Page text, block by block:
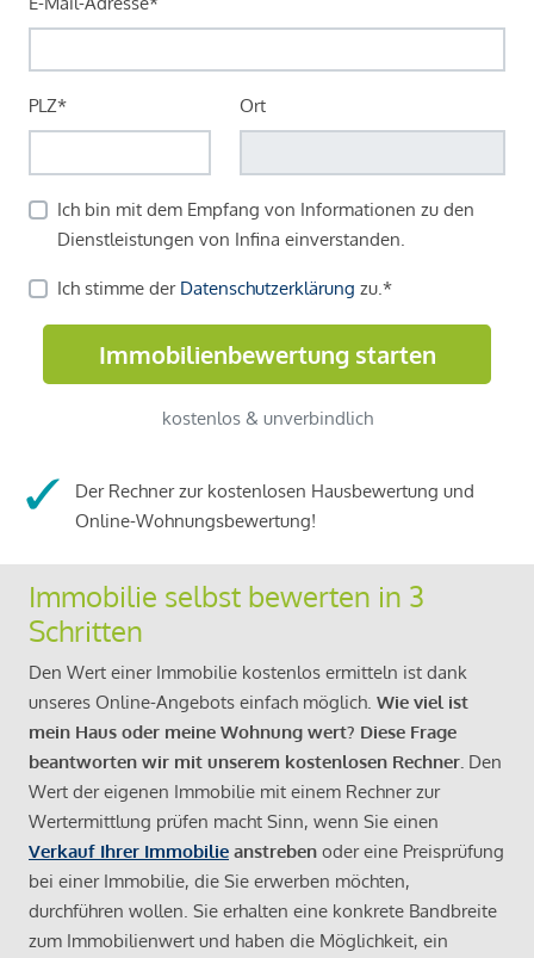
Der Rechner zur kostenlosen Hausbewertung und
Online-Wohnungsbewertung!
Immobilie selbst bewerten in 3
Schritten
Den Wert einer Immobilie kostenlos ermitteln ist dank
unseres Online-Angebots einfach möglich. Wie viel ist
mein Haus oder meine Wohnung wert? Diese Frage
beantworten wir mit unserem kostenlosen Rechner. Den
Wert der eigenen Immobilie mit einem Rechner zur
Wertermittlung prüfen macht Sinn, wenn Sie einen
Verkauf Ihrer Immobilie anstreben oder eine Preisprüfung
bei einer Immobilie, die Sie erwerben möchten,
durchführen wollen. Sie erhalten eine konkrete Bandbreite
zum Immobilienwert und haben die Möglichkeit, ein